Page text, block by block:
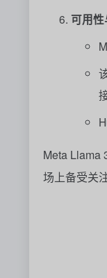
可用
Meta Llama
场上备受关